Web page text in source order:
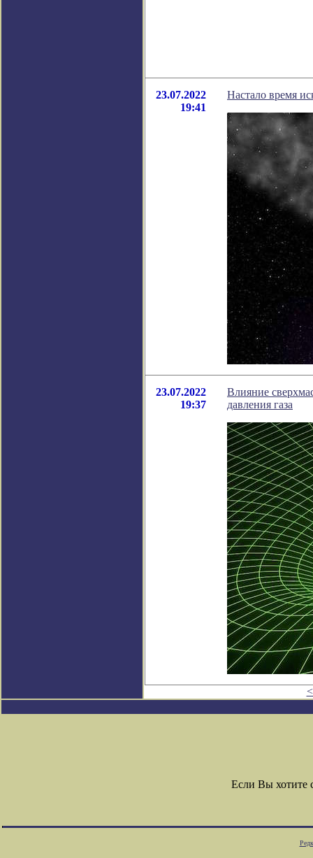
23.07.2022
19:41
Настало время
23.07.2022
19:37
Влияние
давления газа
Если Вы хотите